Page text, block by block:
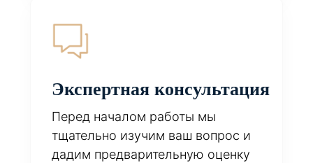
Экспертная консультация
Перед началом работы мы
тщательно изучим ваш вопрос и
дадим предварительную оценку